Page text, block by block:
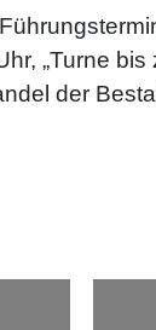
„Turne
der